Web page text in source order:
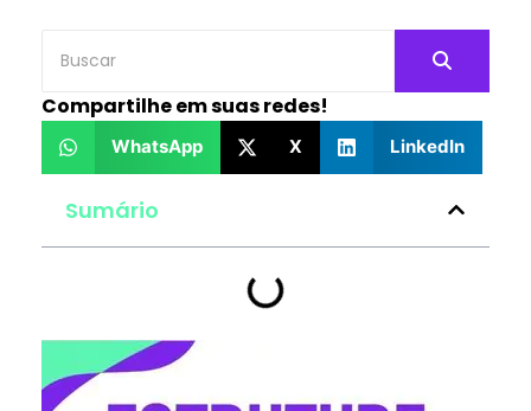
Compartilhe em suas redes!
WhatsApp X LinkedIn
Sumário